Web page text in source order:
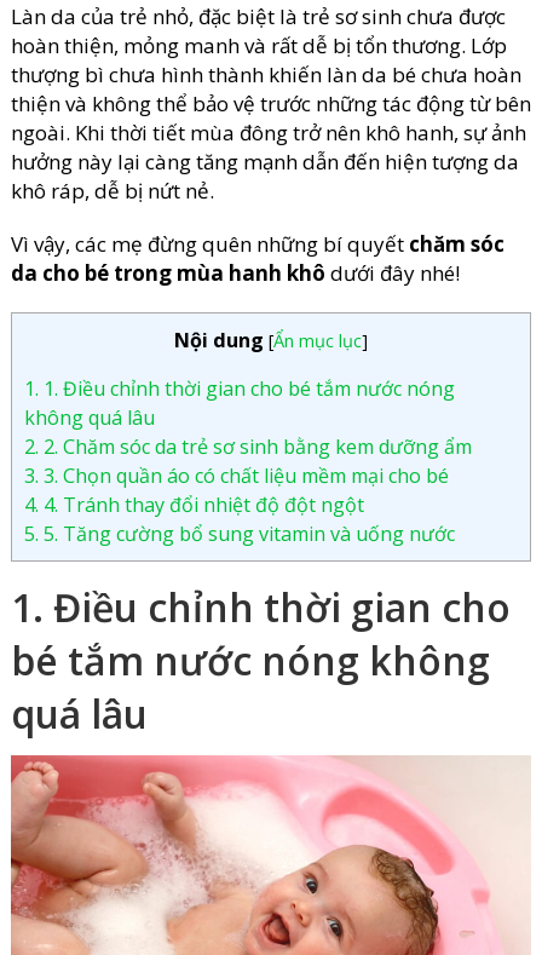
Làn da của trẻ nhỏ, đặc biệt là trẻ sơ sinh chưa được
hoàn thiện, mỏng manh và rất dễ bị tổn thương. Lớp
thượng bì chưa hình thành khiến làn da bé chưa hoàn
thiện và không thể bảo vệ trước những tác động từ bên
ngoài. Khi thời tiết mùa đông trở nên khô hanh, sự ảnh
hưởng này lại càng tăng mạnh dẫn đến hiện tượng da
khô ráp, dễ bị nứt nẻ.
Vì vậy, các mẹ đừng quên những bí quyết chăm sóc
da cho bé trong mùa hanh khô dưới đây nhé!
Nội dung [Ẩn mục lục]
1. 1. Điều chỉnh thời gian cho bé tắm nước nóng
không quá lâu
2. 2. Chăm sóc da trẻ sơ sinh bằng kem dưỡng ẩm
3. 3. Chọn quần áo có chất liệu mềm mại cho bé
4. 4. Tránh thay đổi nhiệt độ đột ngột
5. 5. Tăng cường bổ sung vitamin và uống nước
1. Điều chỉnh thời gian cho
bé tắm nước nóng không
quá lâu